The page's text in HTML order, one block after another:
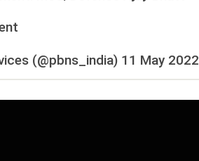
(@pbns_india) 11 May 2022